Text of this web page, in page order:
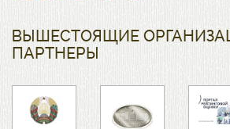
ВЫШЕСТОЯЩИЕ
ПАРТНЕРЫ